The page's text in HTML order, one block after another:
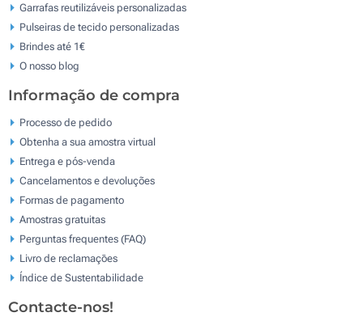
Garrafas reutilizáveis personalizadas
Pulseiras de tecido personalizadas
Brindes até 1€
O nosso blog
Informação de compra
Processo de pedido
Obtenha a sua amostra virtual
Entrega e pós-venda
Cancelamentos e devoluções
Formas de pagamento
Amostras gratuitas
Perguntas frequentes (FAQ)
Livro de reclamaçōes
Índice de Sustentabilidade
Contacte-nos!